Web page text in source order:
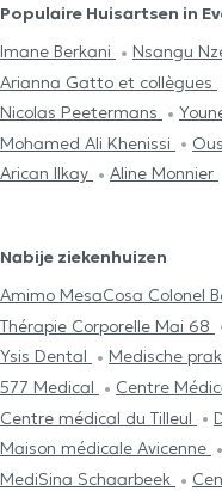
Populaire Huisartsen in
Imane Berkani
Nsangu
Arianna Gatto et collègues
Nicolas Peetermans
Mohamed Ali Khenissi
Arican Ilkay
Aline Monnier
Nabije ziekenhuizen
Amimo MesaCosa Colonel
Thérapie Corporelle Mai 68
Ysis Dental
Medische
577 Medical
Centre
Centre médical du Tilleul
Maison médicale Avicenne
MediSina Schaarbeek